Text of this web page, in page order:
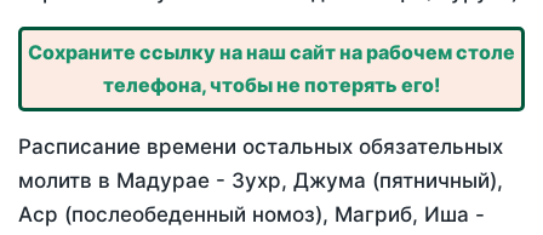
Сохраните ссылку на наш сайт на рабочем столе
телефона, чтобы не потерять его!
Расписание времени остальных обязательных
молитв в Мадурае - Зухр, Джума (пятничный),
Аср (послеобеденный номоз), Магриб, Иша -